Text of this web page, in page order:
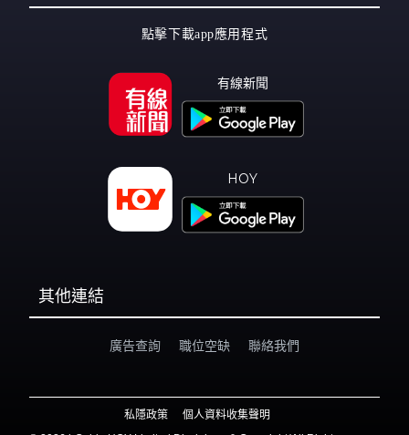
點擊下載app應用程式
有線新聞
HOY
其他連結
廣告查詢 職位空缺 聯絡我們
私隱政策
個人資料收集聲明